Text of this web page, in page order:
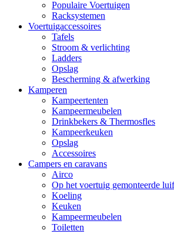
Populaire Voertuigen
Racksystemen
Voertuigaccessoires
Tafels
Stroom & verlichting
Ladders
Opslag
Bescherming & afwerking
Kamperen
Kampeertenten
Kampeermeubelen
Drinkbekers & Thermosfles
Kampeerkeuken
Opslag
Accessoires
Campers en caravans
Airco
Op het voertuig gemonteerde
Koeling
Keuken
Kampeermeubelen
Toiletten